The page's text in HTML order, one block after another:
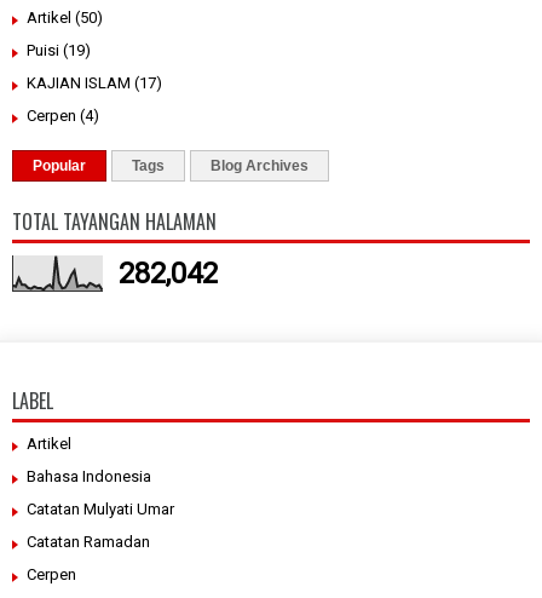
Artikel (50)
Puisi (19)
KAJIAN ISLAM (17)
Cerpen (4)
Popular Tags Blog Archives
TOTAL TAYANGAN HALAMAN
282,042
LABEL
Artikel
Bahasa Indonesia
Catatan Mulyati Umar
Catatan Ramadan
Cerpen